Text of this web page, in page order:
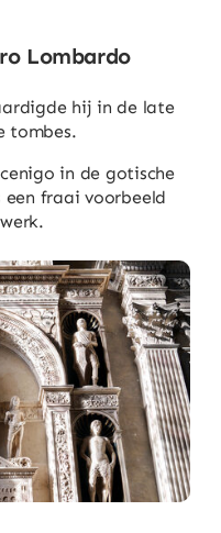
Lombardo
hij in de late
tombes.
in de gotische
een fraai voorbeeld